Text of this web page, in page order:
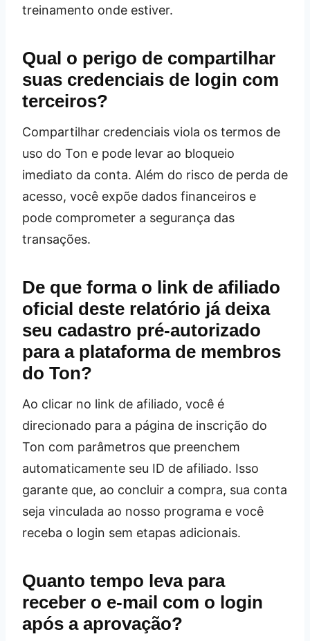
treinamento onde estiver.
Qual o perigo de compartilhar
suas credenciais de login com
terceiros?
Compartilhar credenciais viola os termos de
uso do Ton e pode levar ao bloqueio
imediato da conta. Além do risco de perda de
acesso, você expõe dados financeiros e
pode comprometer a segurança das
transações.
De que forma o link de afiliado
oficial deste relatório já deixa
seu cadastro pré‑autorizado
para a plataforma de membros
do Ton?
Ao clicar no link de afiliado, você é
direcionado para a página de inscrição do
Ton com parâmetros que preenchem
automaticamente seu ID de afiliado. Isso
garante que, ao concluir a compra, sua conta
seja vinculada ao nosso programa e você
receba o login sem etapas adicionais.
Quanto tempo leva para
receber o e‑mail com o login
após a aprovação?